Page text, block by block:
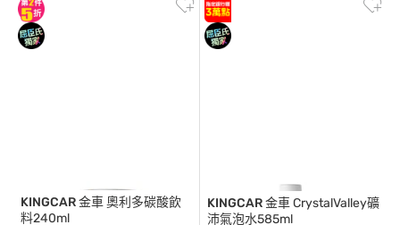
KINGCAR 金車奧利多碳酸飲
料240ml
KINGCAR 金車CrystalValley礦
沛氣泡水585ml